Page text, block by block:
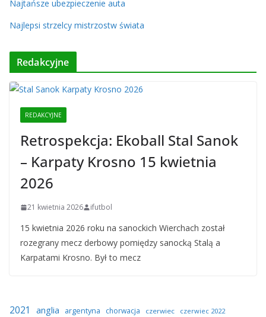
Najtańsze ubezpieczenie auta
Najlepsi strzelcy mistrzostw świata
Redakcyjne
REDAKCYJNE
Retrospekcja: Ekoball Stal Sanok
– Karpaty Krosno 15 kwietnia
2026
21 kwietnia 2026 ifutbol
15 kwietnia 2026 roku na sanockich Wierchach został
rozegrany mecz derbowy pomiędzy sanocką Stalą a
Karpatami Krosno. Był to mecz
2021 anglia argentyna chorwacja czerwiec
czerwiec 2022